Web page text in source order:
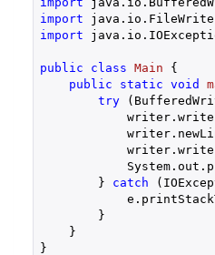
import
import
public class Main
{
public
static void
try
        }
catch
        }
    }